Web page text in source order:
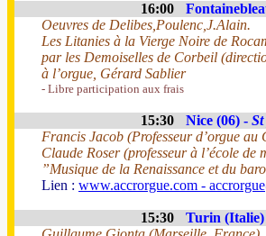
16:00
Oeuvres de Delibes,Poulenc,J.Alain.
Les Litanies à la Vierge Noire de
par les Demoiselles de Corbeil
à l’orgue, Gérard Sablier
- Libre participation aux frais
15:30 Nice (06) -
Francis Jacob (Professeur d’orgue au
Claude Roser (professeur à l’école de
”Musique de la Renaissance et du
Lien : www.accrorgue.com -
15:30 Turin (Italie)